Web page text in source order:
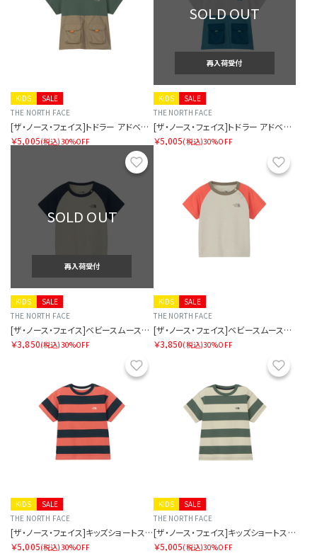
SALE
KIDS
THE NORTH FACE
[ザ・ノース・フェイス]トドラー アドベンチャーティー
￥5,005(税込)30%OFF
SOLD OUT
再入荷受付
SALE
KIDS
THE NORTH FACE
[ザ・ノース・フェイス]トドラー アドベンチャーティー
￥5,005(税込)30%OFF
お気に入り
SOLD OUT
再入荷受付
SALE
KIDS
THE NORTH FACE
[ザ・ノース・フェイス]ベビースムースグローティー
￥3,850(税込)30%OFF
SALE
KIDS
THE NORTH FACE
[ザ・ノース・フェイス]ベビースムースグローティー
￥3,850(税込)30%OFF
お気に入り
SALE
KIDS
THE NORTH FACE
[ザ・ノース・フェイス]キッズショートスリーブブライトステディティー
￥5,005(税込)30%OFF
SALE
KIDS
THE NORTH FACE
[ザ・ノース・フェイス]キッズショートスリーブブライトステディティー
￥5,005(税込)30%OFF